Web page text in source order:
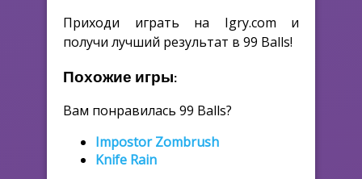
Приходи играть на Igry.com и
получи лучший результат в 99 Balls!
Похожие игры:
Вам понравилась 99 Balls?
Impostor Zombrush
Knife Rain